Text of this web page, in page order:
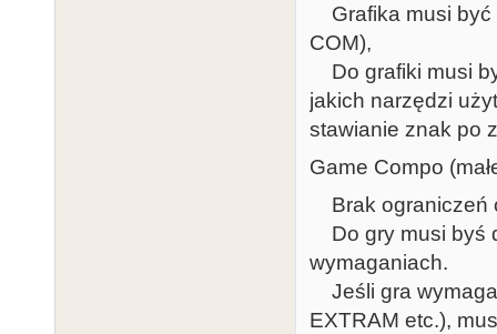
Grafika musi być
COM),
Do grafiki musi
jakich narzędzi
stawianie znak po
Game Compo
Brak ograniczeń
Do gry musi byś
wymaganiach.
Jeśli gra
EXTRAM etc.),